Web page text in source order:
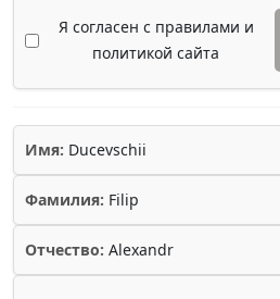
Я согласен с правилами и
политикой сайта
Имя: Ducevschii
Фамилия: Filip
Отчество: Alexandr